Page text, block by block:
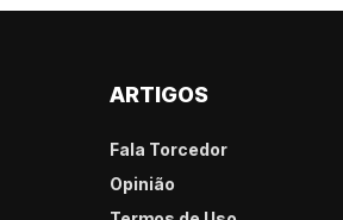
ARTIGOS
Fala Torcedor
Opinião